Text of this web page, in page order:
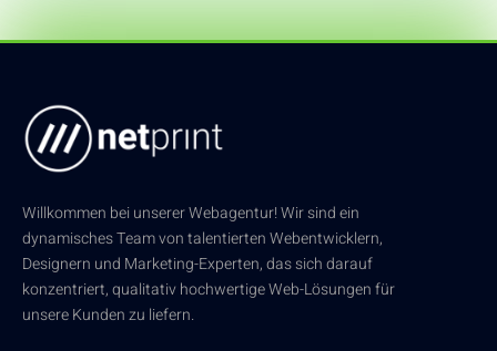
Willkommen bei unserer Webagentur! Wir sind ein
dynamisches Team von talentierten Webentwicklern,
Designern und Marketing-Experten, das sich darauf
konzentriert, qualitativ hochwertige Web-Lösungen für
unsere Kunden zu liefern.